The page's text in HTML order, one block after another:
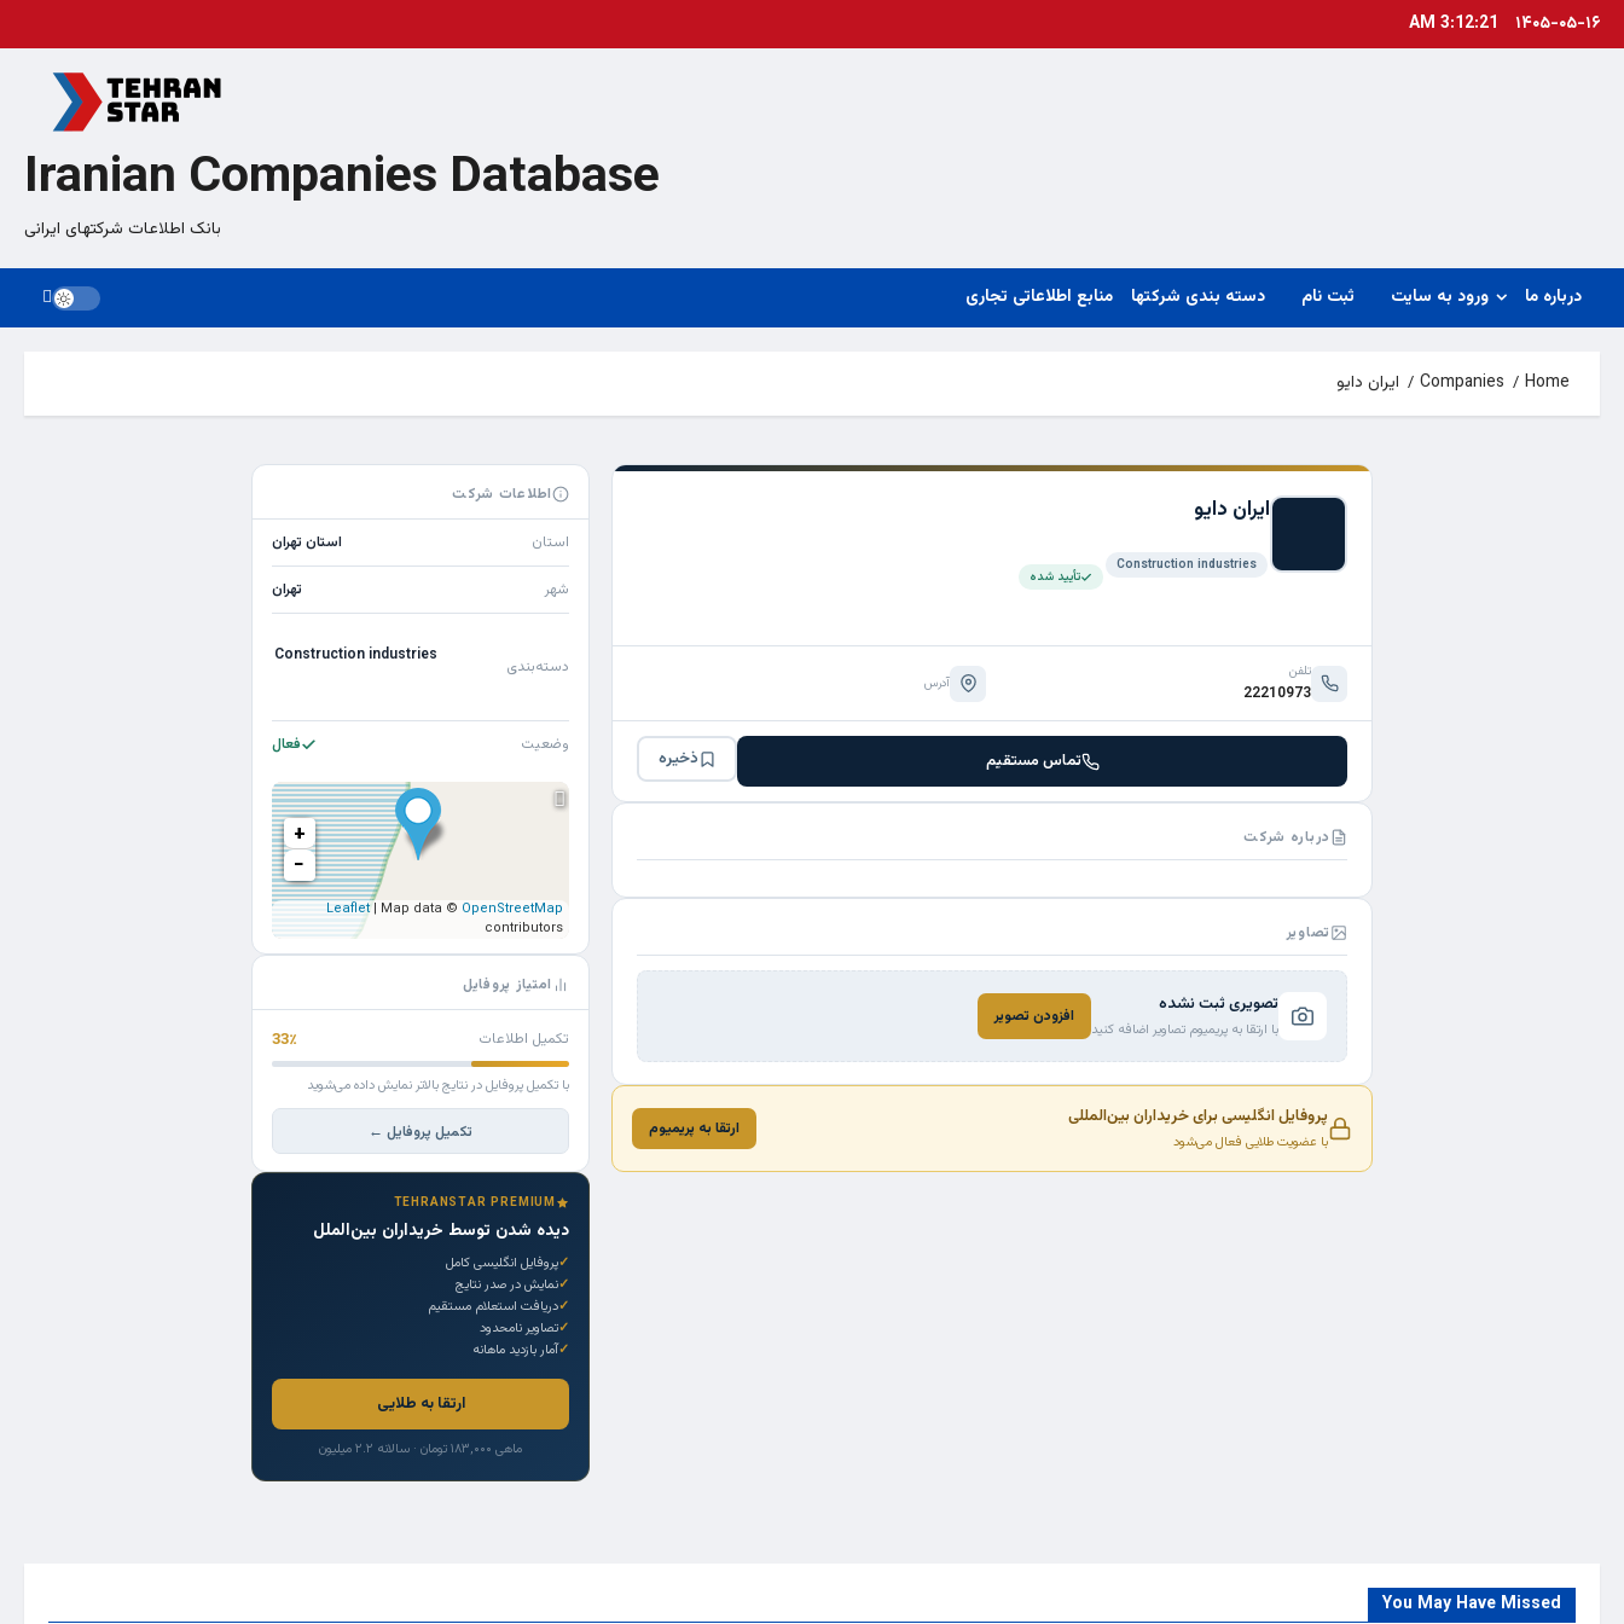
Skip۱۴۰۵-۰۵-۱۶ 3:12:22 AM
Iranian Companies Database
بانک اطلاعات شرکتهای ایرانی
درباره ما ورود به سایت ثبت نام دسته بندی شرکتها منابع اطلاعاتی تجاری
Home
Companies ایران دایو
ایران دایو
Construction industries
تأیید شده
تلفن
22210973 آدرس
تماس مستقیم ذخیره
درباره شرکت
تصاویر
تصویری ثبت نشده
با ارتقا به پریمیوم تصاویر اضافه کنید
افزودن تصویر
پروفایل انگلیسی برای خریداران بین‌المللی
با عضویت طلایی فعال می‌شود
ارتقا به پریمیوم
اطلاعات شرکت
استان استان تهران
شهر تهران
دسته‌بندی
Construction industries
وضعیت فعال
+
−
Leaflet| Map data © OpenStreetMap
contributors
امتیاز پروفایل
تکمیل اطلاعات 33٪
با تکمیل پروفایل در نتایج بالاتر نمایش داده می‌شوید
تکمیل پروفایل ←
TEHRANSTAR PREMIUM
دیده شدن توسط خریداران بین‌الملل
پروفایل انگلیسی کامل
نمایش در صدر نتایج
دریافت استعلام مستقیم
تصاویر نامحدود
آمار بازدید ماهانه
ارتقا به طلایی
ماهی ۱۸۳,۰۰۰ تومان · سالانه ۲.۲ میلیون
You May Have Missed